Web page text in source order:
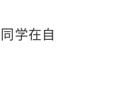
学在自